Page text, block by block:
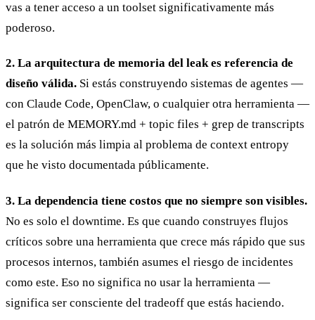
vas a tener acceso a un toolset significativamente más
poderoso.
2. La arquitectura de memoria del leak es referencia de
diseño válida. Si estás construyendo sistemas de agentes —
con Claude Code, OpenClaw, o cualquier otra herramienta —
el patrón de MEMORY.md + topic files + grep de transcripts
es la solución más limpia al problema de context entropy
que he visto documentada públicamente.
3. La dependencia tiene costos que no siempre son visibles.
No es solo el downtime. Es que cuando construyes flujos
críticos sobre una herramienta que crece más rápido que sus
procesos internos, también asumes el riesgo de incidentes
como este. Eso no significa no usar la herramienta —
significa ser consciente del tradeoff que estás haciendo.